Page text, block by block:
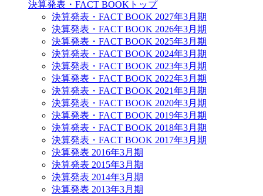
決算発表・FACT BOOKトップ
決算発表・FACT BOOK 2027年3月期
決算発表・FACT BOOK 2026年3月期
決算発表・FACT BOOK 2025年3月期
決算発表・FACT BOOK 2024年3月期
決算発表・FACT BOOK 2023年3月期
決算発表・FACT BOOK 2022年3月期
決算発表・FACT BOOK 2021年3月期
決算発表・FACT BOOK 2020年3月期
決算発表・FACT BOOK 2019年3月期
決算発表・FACT BOOK 2018年3月期
決算発表・FACT BOOK 2017年3月期
決算発表 2016年3月期
決算発表 2015年3月期
決算発表 2014年3月期
決算発表 2013年3月期